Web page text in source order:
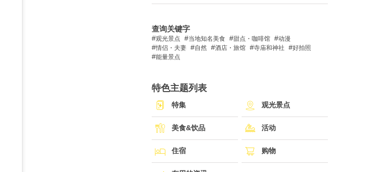
查询关键字
观光景点 当地知名美食 甜点・咖啡馆
动漫
情侣・夫妻
自然 酒店・旅馆 寺庙和神社
好拍照
能量景点
特色主题列表
特集 观光景点
美食&饮品 活动
住宿 购物